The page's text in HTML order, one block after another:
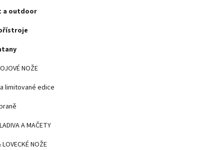
a outdoor
NOŽE
limitované edice
A MAČETY
NOŽE